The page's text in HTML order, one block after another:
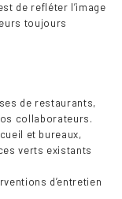
de refléter l’image
toujours
de restaurants,
collaborateurs.
et bureaux,
verts existants
d’entretien